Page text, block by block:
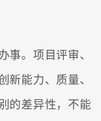
。项目评审、
新能力、质量、
的差异性，不能